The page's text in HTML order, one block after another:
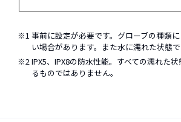
1 事前に設定が必要です。グローブの種類
い場合があります。また水に濡れた状態で
2 IPX5、IPX8の防水性能。すべての濡れた
るものではありません。